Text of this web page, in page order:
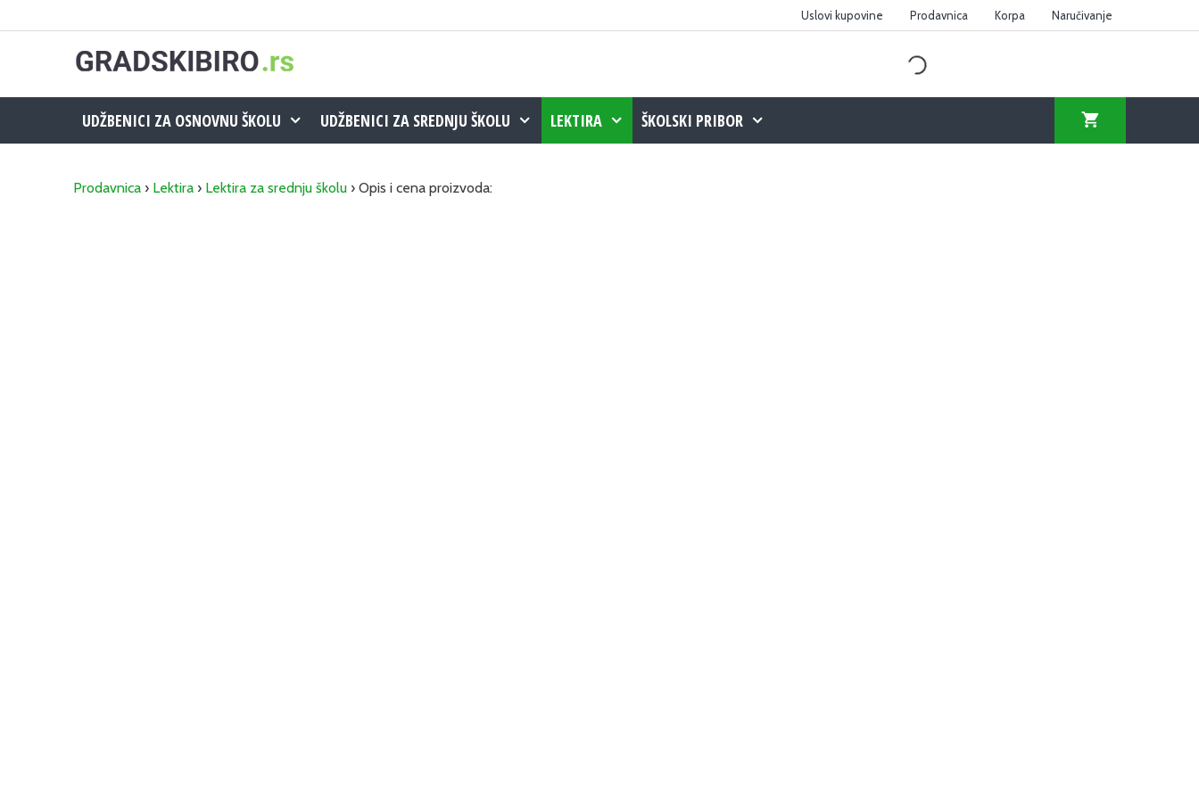
Uslovi kupovine Prodavnica Korpa Naručivanje
UDŽBENICI ZA OSNOVNU ŠKOLU UDŽBENICI ZA SREDNJU ŠKOLU LEKTIRA ŠKOLSKI PRIBOR
Prodavnica › Lektira › Lektira za srednju školu › Opis i cena proizvoda: